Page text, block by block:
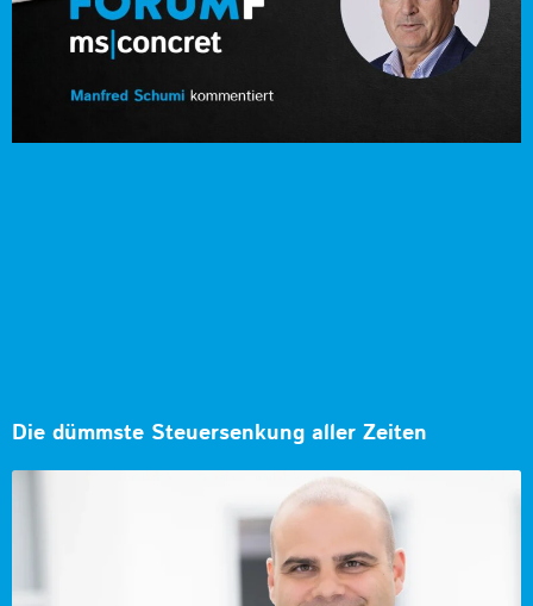
Die dümmste Steuersenkung aller Zeiten